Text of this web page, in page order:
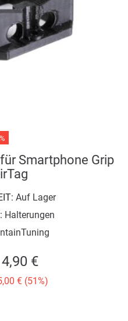
Smartphone Grip
Auf Lager
Halterungen
€
€ (51%)